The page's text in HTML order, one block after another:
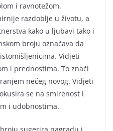
i ravnotežom.
razdoblje u životu, a
kako u ljubavi tako i
broju označava da
Vidjeti
i prednostima. To znači
nečeg novog. Vidjeti
se na smirenost i
i udobnostima.
sugerira nagradu i